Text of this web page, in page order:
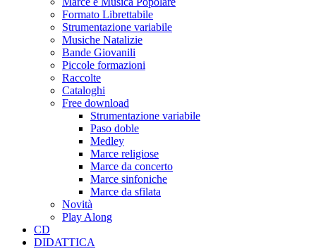
Formato Librettabile
Strumentazione variabile
Musiche Natalizie
Bande Giovanili
Piccole formazioni
Raccolte
Cataloghi
Free download
Strumentazione variabile
Paso doble
Medley
Marce religiose
Marce da concerto
Marce sinfoniche
Marce da sfilata
Novità
Play Along
CD
DIDATTICA